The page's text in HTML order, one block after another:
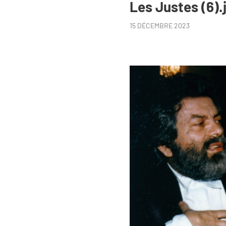
Les Justes
15 DÉCEMBRE 2023